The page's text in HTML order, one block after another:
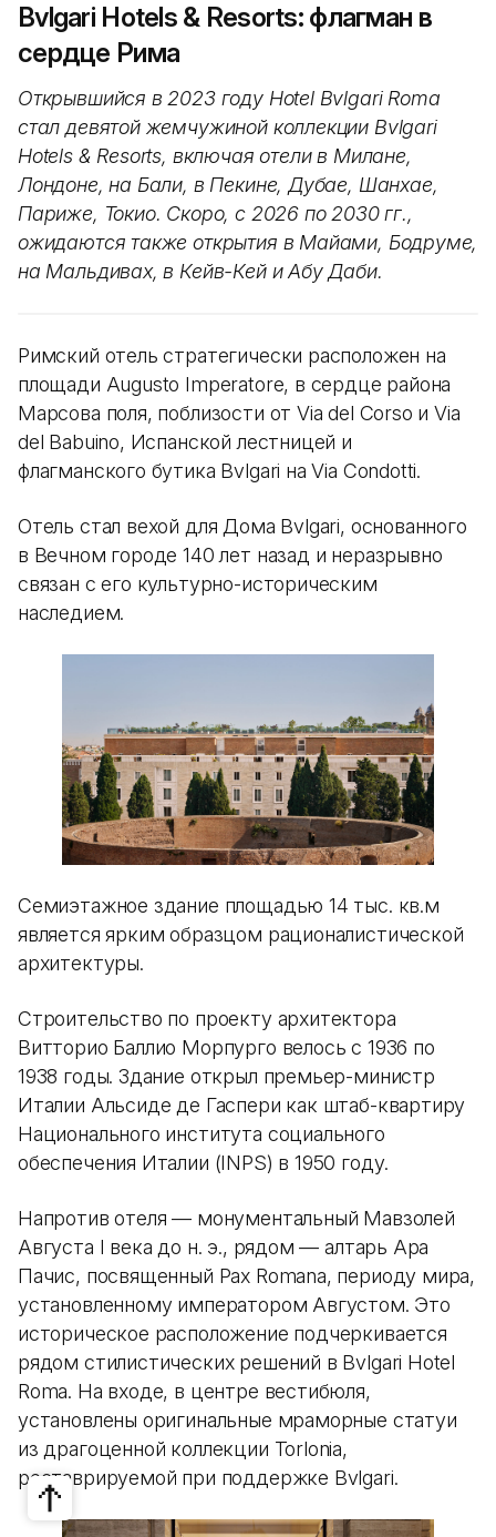
Bvlgari Hotels & Resorts: флагман в
сердце Рима
Открывшийся в 2023 году Hotel Bvlgari Roma
стал девятой жемчужиной коллекции Bvlgari
Hotels & Resorts, включая отели в Милане,
Лондоне, на Бали, в Пекине, Дубае, Шанхае,
Париже, Токио. Скоро, с 2026 по 2030 гг.,
ожидаются также открытия в Майами, Бодруме,
на Мальдивах, в Кейв-Кей и Абу Даби.
Римский отель стратегически расположен на
площади Augusto Imperatore, в сердце района
Марсова поля, поблизости от Via del Corso и Via
del Babuino, Испанской лестницей и
флагманского бутика Bvlgari на Via Condotti.
Отель стал вехой для Дома Bvlgari, основанного
в Вечном городе 140 лет назад и неразрывно
связан с его культурно-историческим
наследием.
Семиэтажное здание площадью 14 тыс. кв.м
является ярким образцом рационалистической
архитектуры.
Строительство по проекту архитектора
Витторио Баллио Морпурго велось с 1936 по
1938 годы. Здание открыл премьер-министр
Италии Альсиде де Гаспери как штаб-квартиру
Национального института социального
обеспечения Италии (INPS) в 1950 году.
Напротив отеля — монументальный Мавзолей
Августа I века до н. э., рядом — алтарь Ара
Пачис, посвященный Pax Romana, периоду мира,
установленному императором Августом. Это
историческое расположение подчеркивается
рядом стилистических решений в Bvlgari Hotel
Roma. На входе, в центре вестибюля,
установлены оригинальные мраморные статуи
из драгоценной коллекции Torlonia,
реставрируемой при поддержке Bvlgari.